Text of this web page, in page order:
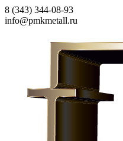
8 (343) 344-08-93
info@pmkmetall.ru